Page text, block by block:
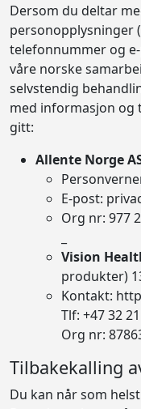
Dersom du deltar
personopplysninger
telefonnummer og
våre norske
selvstendig
med informasjon og
gitt:
Allente Norge
E-post:
Org nr: 977
Vision
produkter)
Kontakt:
Tlf: +4732
Org nr:
Tilbakekalling
Du kan når som